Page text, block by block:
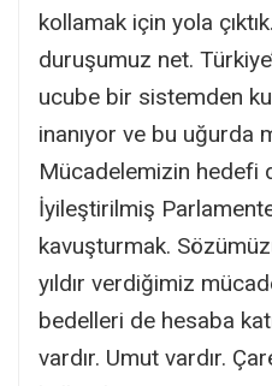
kollamak için yola
duruşumuz net.
ucube bir sistemden
inanıyor ve bu uğurda
Mücadelemizin hedefi
İyileştirilmiş
kavuşturmak.
yıldır verdiğimiz
bedelleri de hesaba
vardır. Umut vardır.